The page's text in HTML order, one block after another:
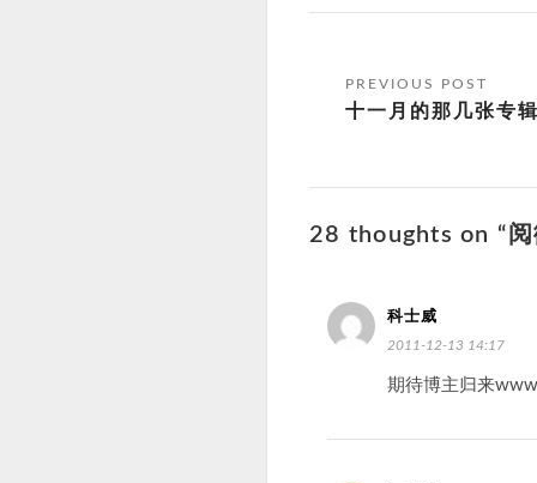
航
十一月的那几张专
28 thoughts on “阅
科士威
2011-12-13 14:17
期待博主归来